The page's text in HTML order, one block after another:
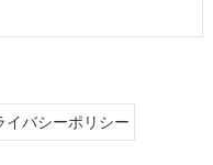
イバシーポリシー